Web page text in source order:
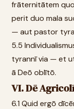
frāternitātem
perit duo mala
— aut pastor
5.5
tyrannī via — et
ā Deō oblītō.
VI. Dē
6.1 Quid ergō